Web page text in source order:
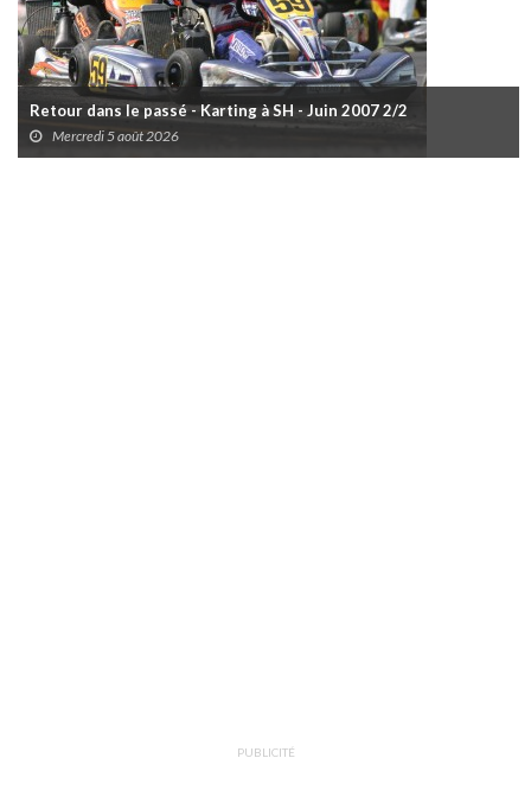
Retour dans le passé - Karting à SH - Juin 2007 2/2
Mercredi 5 août 2026
PUBLICITÉ